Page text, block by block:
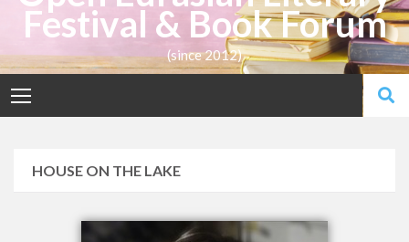
Festival & Book Forum
(since 2012)
HOUSE ON THE LAKE